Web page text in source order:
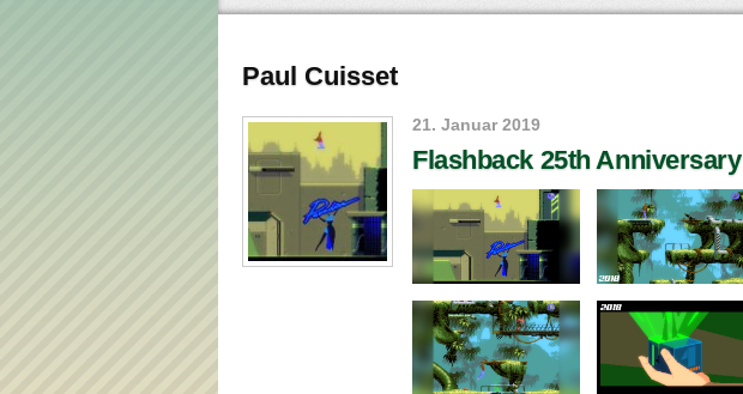
Paul Cuisset
21. Januar 2019
Flashback 25th Anniversary